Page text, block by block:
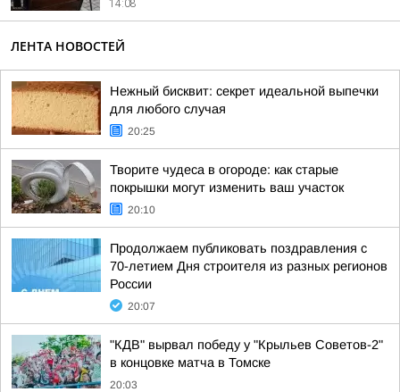
14:08
ЛЕНТА НОВОСТЕЙ
Нежный бисквит: секрет идеальной выпечки
для любого случая
20:25
Творите чудеса в огороде: как старые
покрышки могут изменить ваш участок
20:10
Продолжаем публиковать поздравления с
70-летием Дня строителя из разных регионов
России
20:07
"КДВ" вырвал победу у "Крыльев Советов-2"
в концовке матча в Томске
20:03